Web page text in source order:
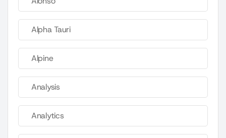
Alpha Tauri
Alpine
Analysis
Analytics